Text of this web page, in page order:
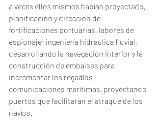
a veces ellos mismos habían proyectado,
planificación y dirección de
fortificaciones portuarias, labores de
espionaje; ingeniería hidráulica fluvial,
desarrollando la navegación interior y la
construcción de embalses para
incrementar los regadíos;
comunicaciones marítimas, proyectando
puertos que facilitaran el atraque de los
navíos.